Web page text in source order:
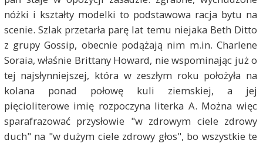
nóżki i kształty modelki to podstawowa racja bytu na
scenie. Szlak przetarła parę lat temu niejaka Beth Ditto
z grupy Gossip, obecnie podążają nim m.in. Charlene
Soraia, właśnie Brittany Howard, nie wspominając już o
tej najsłynniejszej, która w zeszłym roku położyła na
kolana ponad połowę kuli ziemskiej, a jej
pięcioliterowe imię rozpoczyna literka A. Można więc
sparafrazować przysłowie "w zdrowym ciele zdrowy
duch" na "w dużym ciele zdrowy głos", bo wszystkie te